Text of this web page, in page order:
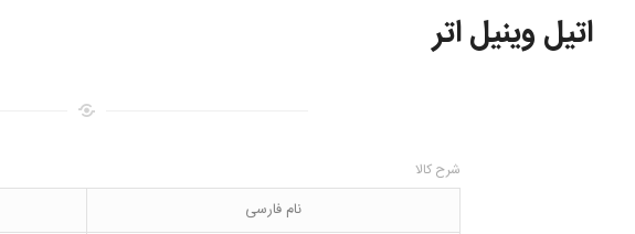
اتیل وینیل اتر
شرح کالا
نام فارسی